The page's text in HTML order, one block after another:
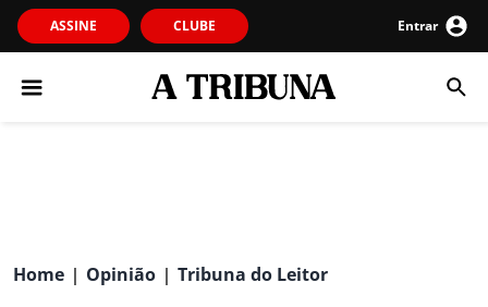
ASSINE CLUBE Entrar
Home | Opinião | Tribuna do Leitor